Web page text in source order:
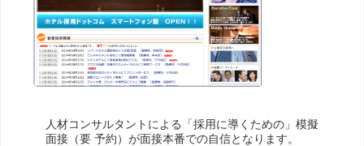
人材コンサルタントによる「採用に導くための」模擬
面接（要 予約）が面接本番での自信となります。